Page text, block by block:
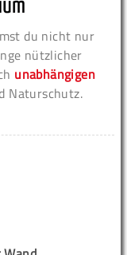
du nicht nur
nützlicher
unabhängigen
Naturschutz.